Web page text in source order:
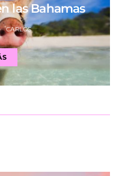
las Bahamas
CARLOS